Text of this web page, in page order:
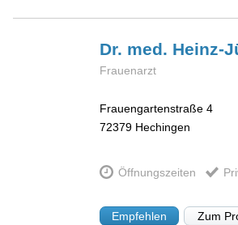
Dr. med. Heinz-
Frauenarzt
Frauengartenstraße 4
72379 Hechingen
Öffnungszeiten
Empfehlen Zum